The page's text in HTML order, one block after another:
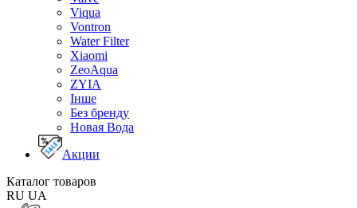
Viqua
Vontron
Water Filter
Xiaomi
ZeoAqua
ZYIA
Інше
Без бренду
Новая Вода
Акции
Каталог товаров
RU UA